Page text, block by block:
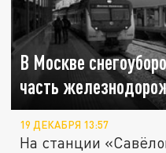
В Москве
часть
19 ДЕКАБРЯ 13:57
На станции